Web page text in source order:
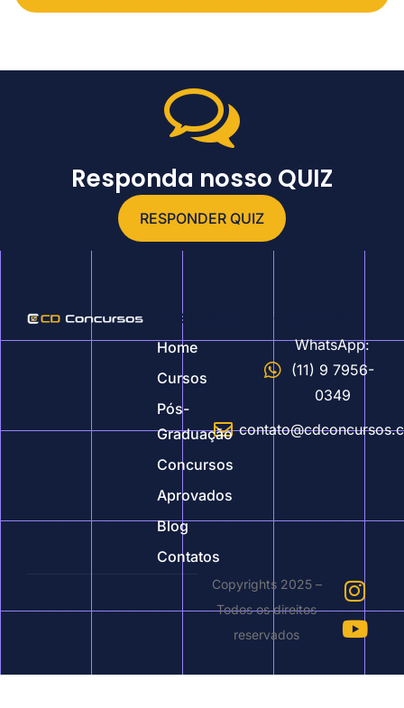
Responda nosso QUIZ
RESPONDER QUIZ
Nosso site
Home
Cursos
Pós-
Graduação
Concursos
Aprovados
Blog
Contatos
Contatos
WhatsApp:
(11) 9 7956-
0349
Copyrights 2025 –
Todos os direitos
reservados